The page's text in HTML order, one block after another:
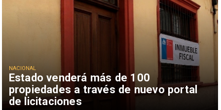
Estado venderá más de 100
propiedades a través de nuevo portal
de licitaciones
NACIONAL